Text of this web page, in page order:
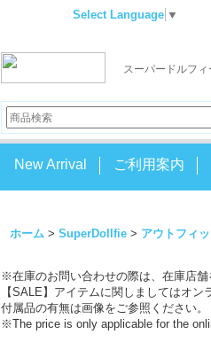
Select Language ▼
スーパードルフ
New Arrival ご利用案内
ホーム > SuperDollfie > アウトフィ
※在庫のお問い合わせの際は、在庫店舗
【SALE】アイテムに関しましてはオン
付属品の有無は画像をご参照ください。
※The price is only applicable for the